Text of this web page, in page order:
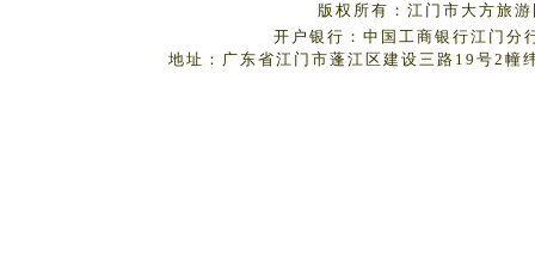
版权所有：江门市大方旅
开户银行：中国工商银行江门
地址：广东省江门市蓬江区建设三路19号2